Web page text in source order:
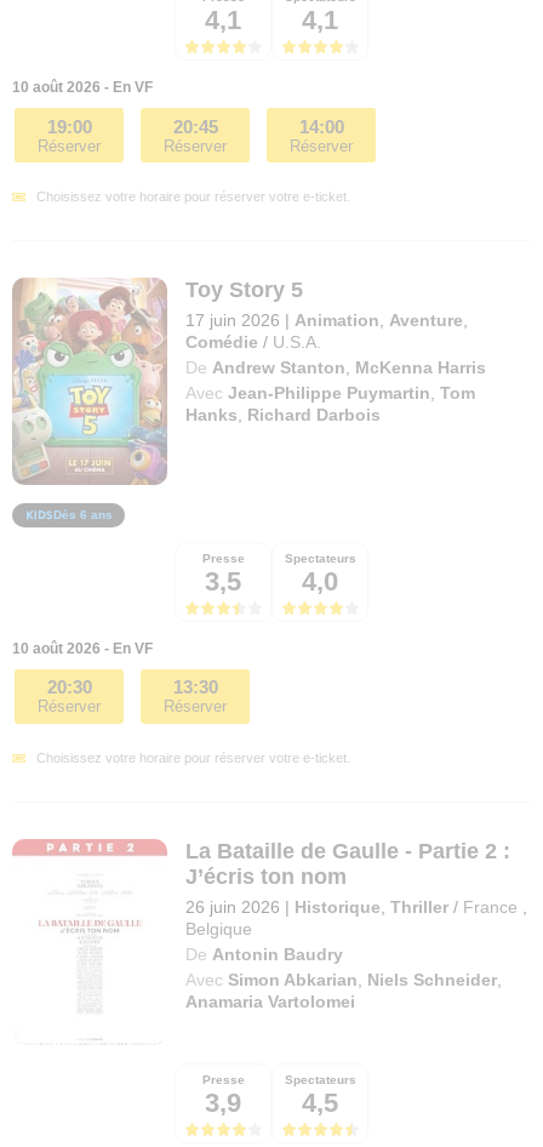
4,1 4,1
10 août 2026 - En VF
19:00
Réserver
20:45
Réserver
14:00
Réserver
Choisissez votre horaire pour réserver votre e-ticket.
Toy Story 5
17 juin 2026 | Animation Aventure
Comédie / U.S.A.
De Andrew Stanton
McKenna Harris
Avec Jean-Philippe Puymartin ,Tom
Hanks
Richard Darbois
Dès 6 ans
Presse
3,5
Spectateurs
4,0
10 août 2026 - En VF
20:30
Réserver
13:30
Réserver
Choisissez votre horaire pour réserver votre e-ticket.
La Bataille de Gaulle - Partie 2 :
J’écris ton nom
26 juin 2026 | Historique ,Thriller / France
Belgique
De Antonin Baudry
Avec Simon Abkarian Niels Schneider
Anamaria Vartolomei
Presse
3,9
Spectateurs
4,5